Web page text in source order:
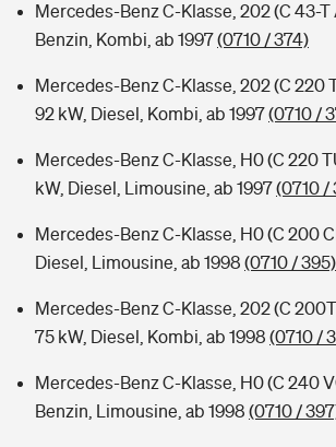
Mercedes-Benz C-Klasse, 202 (C 43-T
Benzin, Kombi, ab 1997(0710 / 374)
Mercedes-Benz C-Klasse, 202 (C 220
92 kW, Diesel, Kombi, ab 1997(0710 /
Mercedes-Benz C-Klasse, H0 (C 220
kW, Diesel, Limousine, ab 1997(0710 /
Mercedes-Benz C-Klasse, H0 (C 200
Diesel, Limousine, ab 1998 (0710 / 395)
Mercedes-Benz C-Klasse, 202 (C
75 kW, Diesel, Kombi, ab 1998 (0710 /
Mercedes-Benz C-Klasse, H0 (C 240
Benzin, Limousine, ab 1998 (0710 /